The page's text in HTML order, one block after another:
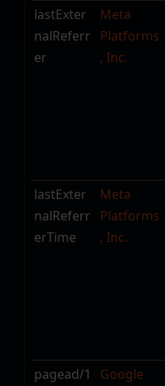
lastExter
nalReferr
er
Meta
Platforms
, Inc.
lastExter
nalReferr
erTime
Meta
Platforms
, Inc.
pagead/1
Google